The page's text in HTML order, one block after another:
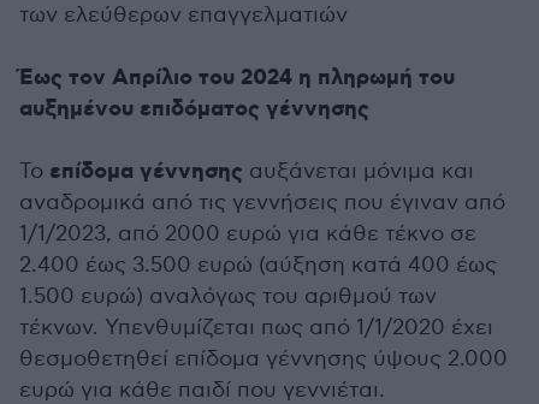
των ελεύθερων επαγγελματιών
Έως τον Απρίλιο του 2024 η πληρωμή του
αυξημένου επιδόματος γέννησης
Το επίδομα γέννησης αυξάνεται μόνιμα και
αναδρομικά από τις γεννήσεις που έγιναν από
1/1/2023, από 2000 ευρώ για κάθε τέκνο σε
2.400 έως 3.500 ευρώ (αύξηση κατά 400 έως
1.500 ευρώ) αναλόγως του αριθμού των
τέκνων. Υπενθυμίζεται πως από 1/1/2020 έχει
θεσμοθετηθεί επίδομα γέννησης ύψους 2.000
ευρώ για κάθε παιδί που γεννιέται.